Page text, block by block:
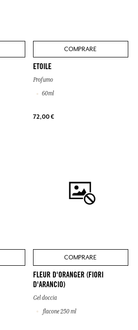
COMPRARE
ETOILE
Profumo
60ml
72,00 €
COMPRARE
FLEUR D'ORANGER (FIORI
D'ARANCIO)
Gel doccia
flacone 250 ml